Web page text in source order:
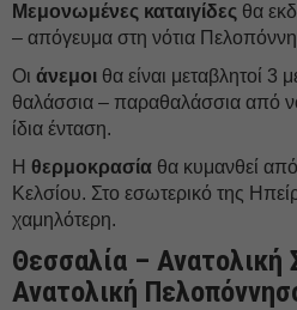
Μεμονωμένες καταιγίδες θα
– απόγευμα στη νότια
Οι άνεμοι θα είναι μεταβλητοί 3
θαλάσσια – παραθαλάσσια από
ίδια ένταση.
Η θερμοκρασία θα κυμανθεί
Κελσίου. Στο εσωτερικό της
χαμηλότερη.
Θεσσαλία – Ανατολική
Ανατολική